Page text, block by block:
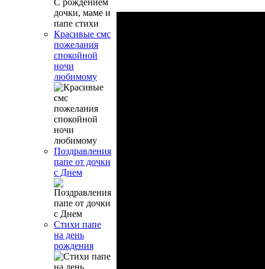
Красивые смс
пожелания
спокойной
ночи
любимому
Поздравления
папе от дочки
с Днем
Стихи папе
на день
рождения